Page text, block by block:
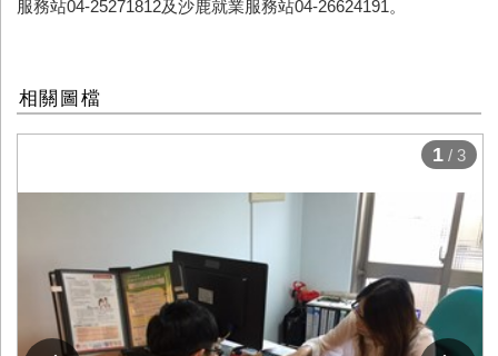
服務站04-25271812及沙鹿就業服務站04-26624191。
相關圖檔
1 / 3